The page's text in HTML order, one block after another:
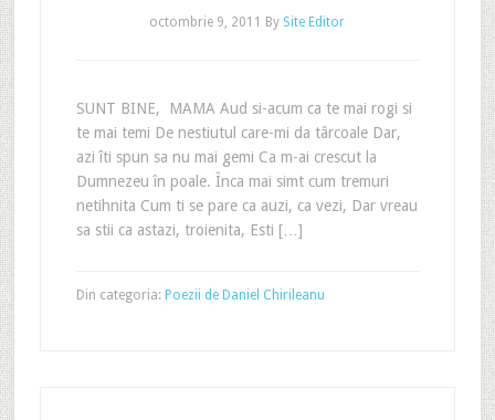
octombrie 9, 2011 By Site Editor
SUNT BINE, MAMA Aud si-acum ca te mai rogi si
te mai temi De nestiutul care-mi da târcoale Dar,
azi îti spun sa nu mai gemi Ca m-ai crescut la
Dumnezeu în poale. Înca mai simt cum tremuri
netihnita Cum ti se pare ca auzi, ca vezi, Dar vreau
sa stii ca astazi, troienita, Esti […]
Din categoria: Poezii de Daniel Chirileanu